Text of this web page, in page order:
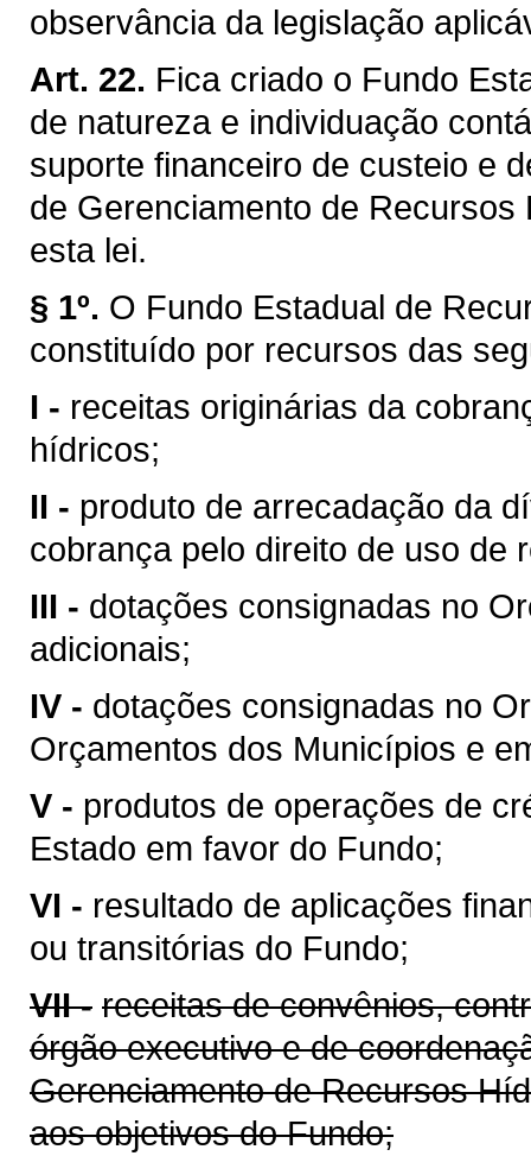
observância da legislação
Art. 22. Fica criado o Fundo
de natureza e individuação
suporte financeiro de custeio e
de Gerenciamento de
esta lei.
§ 1º. O Fundo Estadual de
constituído por recursos das
I - receitas originárias da
hídricos;
II - produto de arrecadação da
cobrança pelo direito de uso de
III - dotações consignadas no
adicionais;
IV - dotações consignadas no
Orçamentos dos Municípios e
V - produtos de operações de
Estado em favor do Fundo;
VI - resultado de aplicações
ou transitórias do Fundo;
VII - receitas de convênios,
órgão executivo e de
Gerenciamento de Recursos
aos objetivos do Fundo;